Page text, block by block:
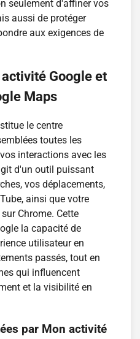
seulement d'affiner vos
aussi de protéger
aux exigences de
Google et
Maps
le centre
toutes les
interactions avec les
d'un outil puissant
vos déplacements,
ainsi que votre
Chrome. Cette
la capacité de
utilisateur en
passés, tout en
qui influencent
et la visibilité en
par Mon activité